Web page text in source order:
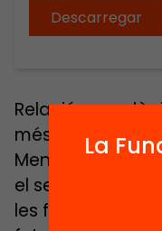
Descarregar
Relació
més de mil- que
Menorca,
el segon volum
les festes
La